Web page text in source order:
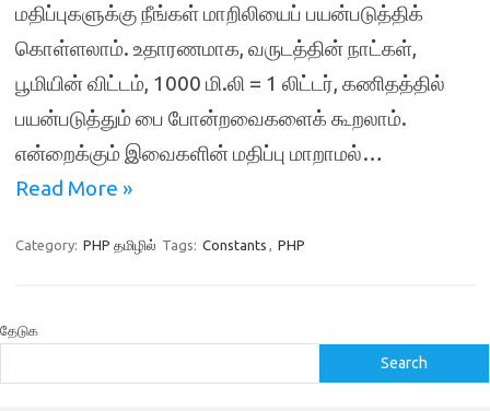
மதிப்புகளுக்கு நீங்கள் மாறிலியைப் பயன்படுத்திக்
கொள்ளலாம். உதாரணமாக, வருடத்தின் நாட்கள்,
பூமியின் விட்டம், 1000 மி.லி = 1 லிட்டர், கணிதத்தில்
பயன்படுத்தும் பை போன்றவைகளைக் கூறலாம்.
என்றைக்கும் இவைகளின் மதிப்பு மாறாமல்…
Read More »
Category: PHP தமிழில் Tags: Constants , PHP
தேடுக
Search